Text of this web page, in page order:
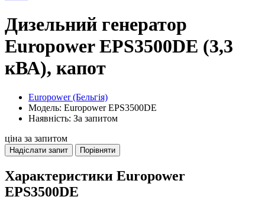
Дизельний генератор
Europower EPS3500DE (3,3
кВА), капот
Europower (Бельгія)
Модель: Europower EPS3500DE
Наявність: За запитом
ціна за запитом
Надіслати запит Порівняти
Характеристики Europower
EPS3500DE